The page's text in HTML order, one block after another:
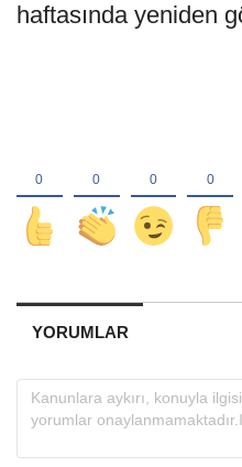
haftasında yeniden
YORUMLAR